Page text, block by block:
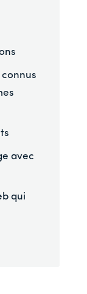
avec
qui